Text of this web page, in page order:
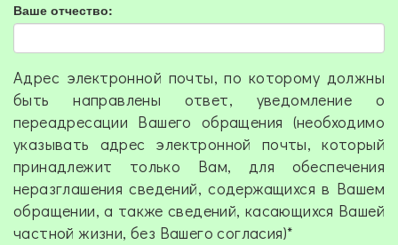
Ваше отчество:
Адрес электронной почты, по которому должны
быть направлены ответ, уведомление о
переадресации Вашего обращения (необходимо
указывать адрес электронной почты, который
принадлежит только Вам, для обеспечения
неразглашения сведений, содержащихся в Вашем
обращении, а также сведений, касающихся Вашей
частной жизни, без Вашего согласия)*